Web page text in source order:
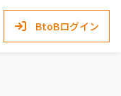
BtoBログイン